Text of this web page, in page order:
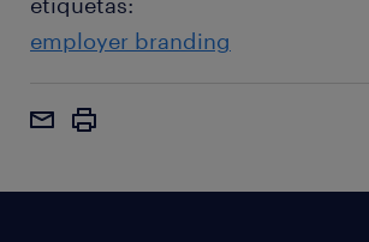
employer branding